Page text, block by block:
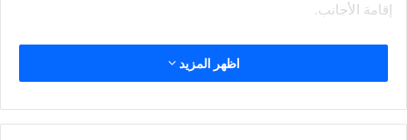
إقامة الأجانب.
بإحدى دول مجلس التعاون لدول الخليج العربية بالدخول إلى البلاد
اظهر المزيد